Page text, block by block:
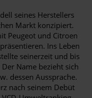
seines Herstellers
Markt konzipiert.
Peugeot und Citroen
Ins Leben
seinerzeit und bis
Name bezieht sich
dessen Aussprache.
nach seinem Debüt